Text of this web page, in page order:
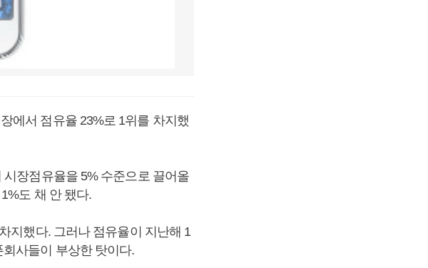
에서 점유율 23%로 1위를 차지했
장점유율을 5% 수준으로 끌어올
도 채 안 됐다.
지했다. 그러나 점유율이 지난해 1
사들이 부상한 탓이다.